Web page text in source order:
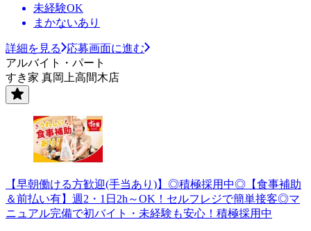
未経験OK
まかないあり
詳細を見る
応募画面に進む
アルバイト・パート
すき家 真岡上高間木店
【早朝働ける方歓迎(手当あり)】◎積極採用中◎【食事補助
＆前払い有】週2・1日2h～OK！セルフレジで簡単接客◎マ
ニュアル完備で初バイト・未経験も安心！積極採用中